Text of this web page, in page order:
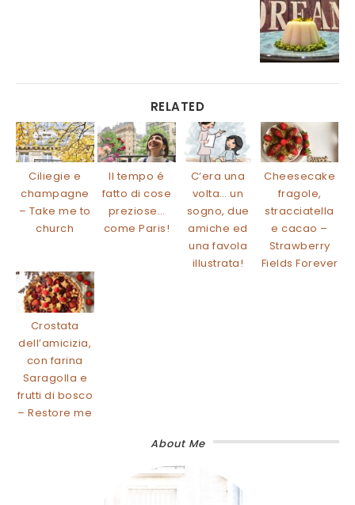
RELATED
Ciliegie e
champagne
– Take me to
church
Il tempo é
fatto di cose
preziose…
come Paris!
C’era una
volta… un
sogno, due
amiche ed
una favola
illustrata!
Cheesecake
fragole,
stracciatella
e cacao –
Strawberry
Fields Forever
Crostata
dell’amicizia,
con farina
Saragolla e
frutti di bosco
– Restore me
About Me